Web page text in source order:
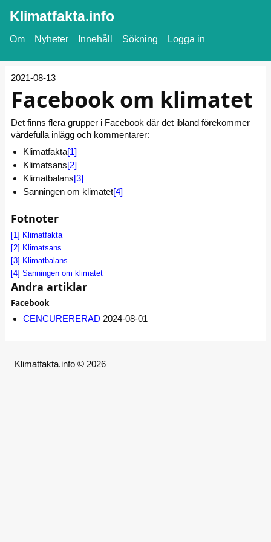
Klimatfakta.info
Om Nyheter Innehåll Sökning Logga in
2021-08-13
Facebook om klimatet
Det finns flera grupper i Facebook där det ibland förekommer
värdefulla inlägg och kommentarer:
Klimatfakta[1]
Klimatsans[2]
Klimatbalans[3]
Sanningen om klimatet[4]
Fotnoter
[1] Klimatfakta
[2] Klimatsans
[3] Klimatbalans
[4] Sanningen om klimatet
Andra artiklar
Facebook
CENCURERERAD 2024-08-01
Klimatfakta.info © 2026